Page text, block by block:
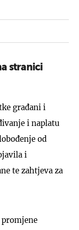
stranici
građani i
i naplatu
od
i
te zahtjeva za